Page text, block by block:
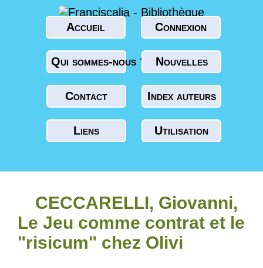
Accueil Connexion
Qui sommes-nous ? Nouvelles
Contact Index auteurs
Liens Utilisation
CECCARELLI, Giovanni,
Le Jeu comme contrat et le
"risicum" chez Olivi